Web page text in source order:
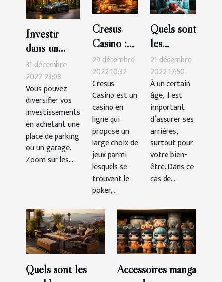
Investir
dans un
garage ou
une place de
parking :
quels atouts
?
31 décembre
2022 23:08
Vous pouvez
diversifier vos
investissements
en achetant une
place de parking
ou un garage.
Zoom sur les...
Cresus
Casino :
les astuces
pour
gagner
facilement
29 décembre
2022 10:32
Cresus
Casino est un
casino en
ligne qui
propose un
large choix de
jeux parmi
lesquels se
trouvent le
poker,...
Quels sont
les
critères de
choix
d’une
assurance
santé ?
21 décembre
2022 17:50
À un certain
âge, il est
important
d’assurer ses
arrières,
surtout pour
votre bien-
être. Dans ce
cas de...
Quels sont les
Accessoires manga